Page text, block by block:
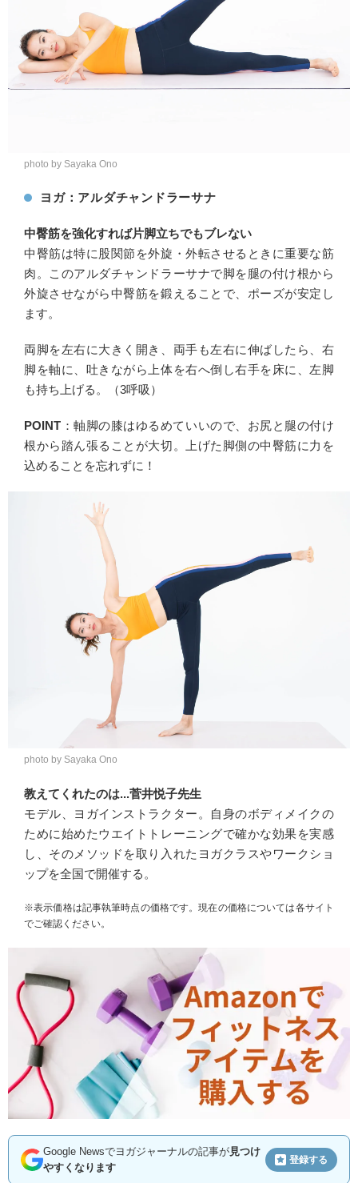
photo by Sayaka Ono
ヨガ：アルダチャンドラーサナ
中臀筋を強化すれば片脚立ちでもブレない
中臀筋は特に股関節を外旋・外転させるときに重要な筋
肉。このアルダチャンドラーサナで脚を腿の付け根から
外旋させながら中臀筋を鍛えることで、ポーズが安定し
ます。
両脚を左右に大きく開き、両手も左右に伸ばしたら、右
脚を軸に、吐きながら上体を右へ倒し右手を床に、左脚
も持ち上げる。（3呼吸）
POINT ：軸脚の膝はゆるめていいので、お尻と腿の付け
根から踏ん張ることが大切。上げた脚側の中臀筋に力を
込めることを忘れずに！
photo by Sayaka Ono
教えてくれたのは...菅井悦子先生
モデル、ヨガインストラクター。自身のボディメイクの
ために始めたウエイトトレーニングで確かな効果を実感
し、そのメソッドを取り入れたヨガクラスやワークショ
ップを全国で開催する。
※表示価格は記事執筆時点の価格です。現在の価格については各サイト
でご確認ください。
Google Newsでヨガジャーナルの記事が見つけ
やすくなります
登録する